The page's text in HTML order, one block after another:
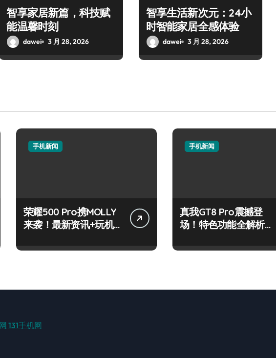
智享家居新篇，科技赋
能温馨时刻
dawei 3 月 28, 2026
智享生活新次元：24小
时智能家居全感体验
dawei 3 月 28, 2026
手机新闻
荣耀500 Pro携MOLLY
来袭！最新资讯+玩机
手机新闻
真我GT8 Pro震撼登
场！特色功能全解析，
131手机网